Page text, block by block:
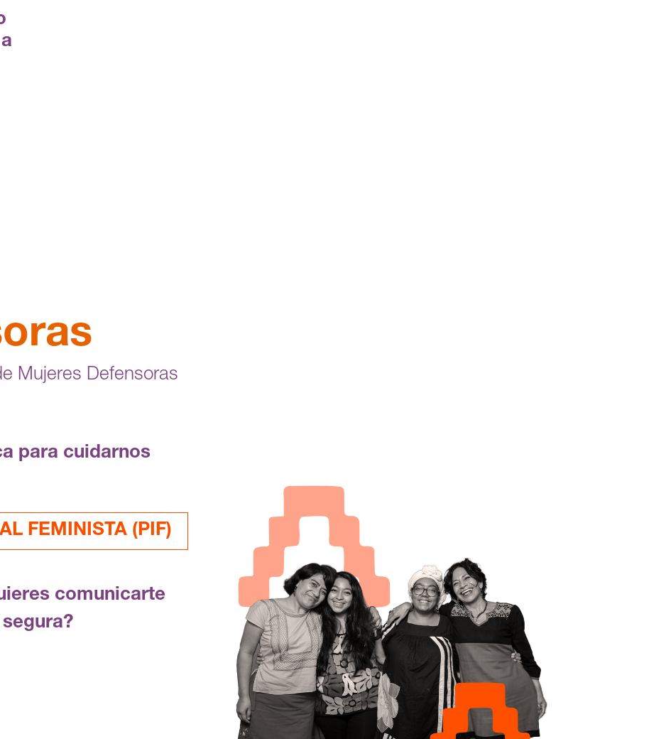
Mujeres Defensoras
para cuidarnos
FEMINISTA (PIF)
comunicarte